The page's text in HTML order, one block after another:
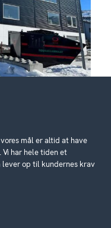
mål er altid at have
har hele tiden et
op til kundernes krav